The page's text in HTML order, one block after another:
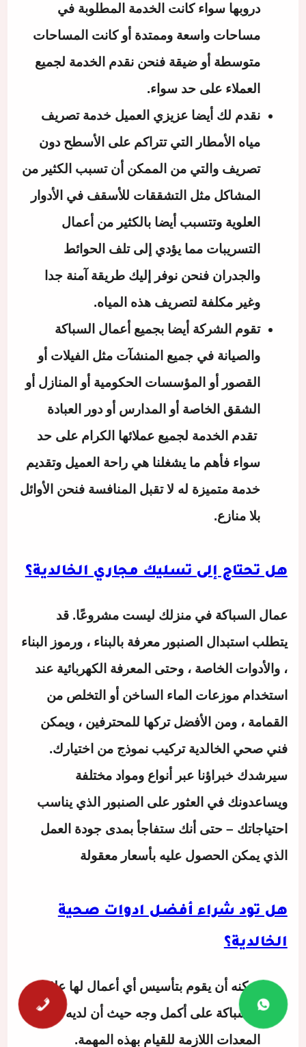
دروبها سواء كانت الخدمة المطلوبة في
مساحات واسعة وممتدة أو كانت المساحات
متوسطة أو ضيقة فنحن نقدم الخدمة لجميع
العملاء على حد سواء.
نقدم لك أيضا عزيزي العميل خدمة تصريف
مياه الأمطار التي تتراكم على الأسطح دون
تصريف والتي من الممكن أن تسبب الكثير من
المشاكل مثل التشققات للأسقف في الأدوار
العلوية وتتسبب أيضا بالكثير من أعمال
التسريبات مما يؤدي إلى تلف الحوائط
والجدران فنحن نوفر إليك طريقة آمنة جدا
وغير مكلفة لتصريف هذه المياه.
تقوم الشركة أيضا بجميع أعمال السباكة
والصيانة في جميع المنشآت مثل الفيلات أو
القصور أو المؤسسات الحكومية أو المنازل أو
الشقق الخاصة أو المدارس أو دور العبادة
تقدم الخدمة لجميع عملائها الكرام على حد
سواء فأهم ما يشغلنا هي راحة العميل وتقديم
خدمة متميزة له لا تقبل المنافسة فنحن الأوائل
بلا منازع.
هل تحتاج إلى تسليك مجاري الخالدية؟
عمال السباكة في منزلك ليست مشروعًا. قد
يتطلب استبدال الصنبور معرفة بالبناء ، ورموز البناء
، والأدوات الخاصة ، وحتى المعرفة الكهربائية عند
استخدام موزعات الماء الساخن أو التخلص من
القمامة ، ومن الأفضل تركها للمحترفين ، ويمكن
فني صحي الخالدية تركيب نموذج من اختيارك.
سيرشدك خبراؤنا عبر أنواع ومواد مختلفة
ويساعدونك في العثور على الصنبور الذي يناسب
احتياجاتك – حتى أنك ستفاجأ بمدى جودة العمل
الذي يمكن الحصول عليه بأسعار معقولة
هل تود شراء أفضل ادوات صحية
الخالدية؟
يمكنه أن يقوم بتأسيس أي أعمال لها علاقة
بالسباكة على أكمل وجه حيث أن لديه
المعدات اللازمة للقيام بهذه المهمة.